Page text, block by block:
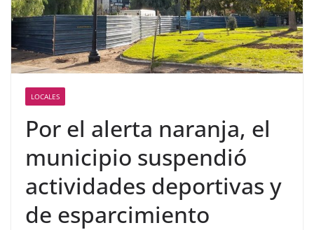
LOCALES
Por el alerta naranja, el
municipio suspendió
actividades deportivas y
de esparcimiento